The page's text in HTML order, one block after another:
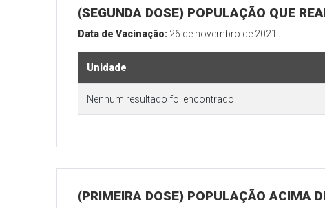
(SEGUNDA DOSE) POPULAÇÃO QUE
Data de Vacinação: 26 de novembro de 2021
Unidade
Nenhum resultado foi encontrado.
(PRIMEIRA DOSE) POPULAÇÃO ACIMA